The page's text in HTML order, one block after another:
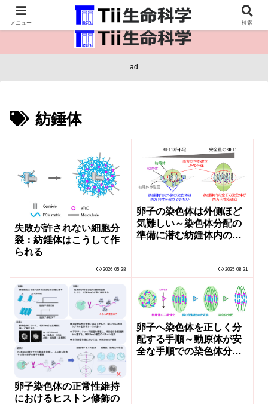
医療保健・生命・生物の情報インフラ。
ad
紡錘体
失敗が許されない細胞分
裂：紡錘体はこうして作
られる
2026-05-28
卵子の染色体は外側ほど
気難しい～染色体分配の
準備に潜む紡錘体内の空
2025-08-21
卵子染色体の正常性維持
におけるヒストン修飾の
卵子へ染色体を正しく分
配する手順～動原体が安
全な手順での染色体分配
メニュー 検索